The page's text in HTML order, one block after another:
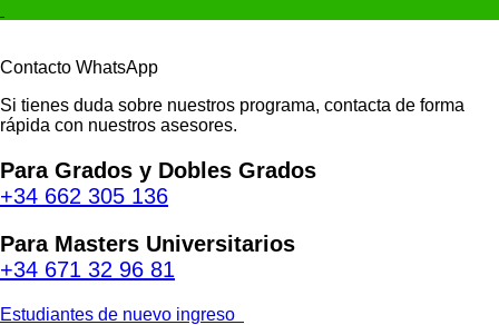
principal
Contacto WhatsApp
Si tienes duda sobre nuestros programa, contacta de forma
rápida con nuestros asesores.
Para Grados y Dobles Grados
+34 662 305 136
Para Masters Universitarios
+34 671 32 96 81
Estudiantes de nuevo ingreso